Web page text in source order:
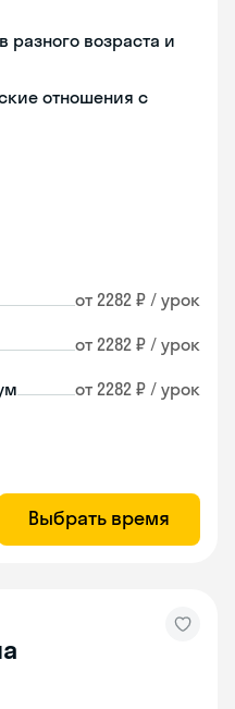
разного возраста и
отношения с
от 2282 ₽ / урок
от 2282 ₽ / урок
от 2282 ₽ / урок
Выбрать время